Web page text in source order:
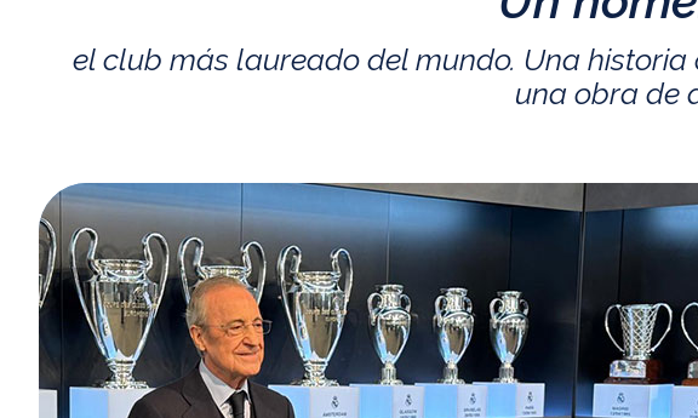
el club más laureado del mundo. Una historia
una obra de